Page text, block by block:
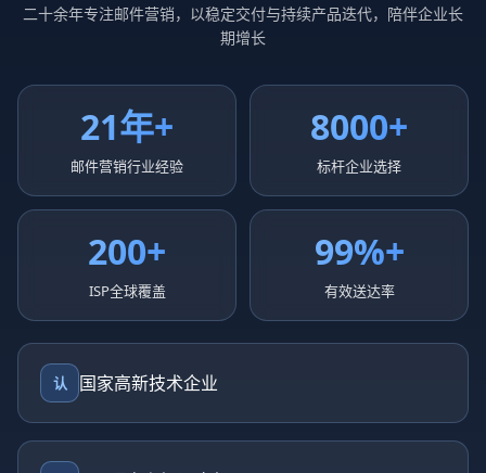
二十余年专注邮件营销，以稳定交付与持续产品迭代，陪伴企业长
期增长
21年+
邮件营销行业经验
8000+
标杆企业选择
200+
ISP全球覆盖
99%+
有效送达率
认 国家高新技术企业